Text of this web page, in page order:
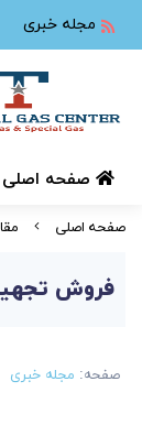
مجله خبری
صفحه اصلی
صفحه اصلی
فروش
صفحه: مجله خبری